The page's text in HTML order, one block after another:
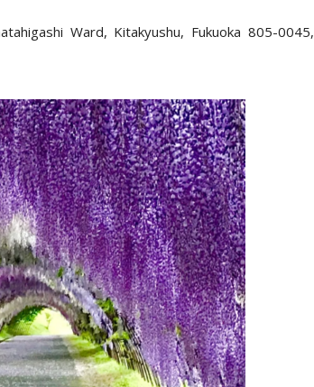
Ward, Kitakyushu, Fukuoka 805-0045,